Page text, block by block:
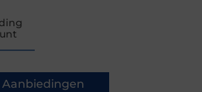
Aanbiedingen